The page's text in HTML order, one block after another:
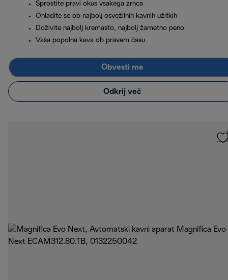
Sprostite pravi okus vsakega zrnca
Ohladite se ob najbolj osvežilnih kavnih užitkih
Doživite najbolj kremasto, najbolj žametno peno
Vaša popolna kava ob pravem času
Obvesti me
Odkrij več